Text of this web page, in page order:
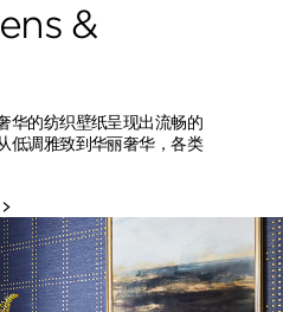
&
华的纺织壁纸呈现出流畅的
低调雅致到华丽奢华，各类